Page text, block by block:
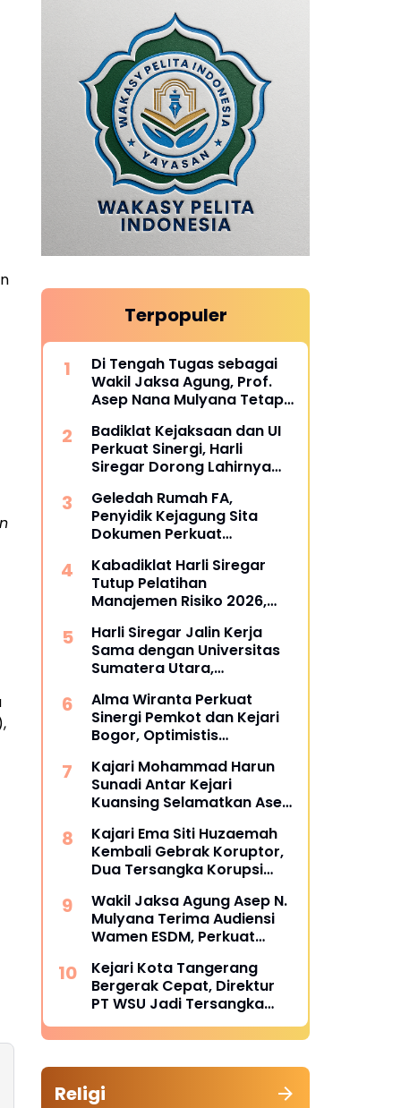
Terpopuler
Di Tengah Tugas sebagai
Wakil Jaksa Agung, Prof.
Asep Nana Mulyana Tetap
Akademik sebagai Penguji
Promosi Doktor Unpad
Badiklat Kejaksaan dan UI
Perkuat Sinergi, Harli
Siregar Dorong Lahirnya
Kejaksaan
Geledah Rumah FA,
Penyidik Kejagung Sita
Dokumen Perkuat
Kabadiklat Harli Siregar
Tutup Pelatihan
Manajemen Risiko 2026,
Agen Perubahan di Seluruh
Satker Kejaksaan
Harli Siregar Jalin Kerja
Sama dengan Universitas
Sumatera Utara,
Universitas Hasanuddin,
Buka Peluang Pegawai
Kejaksaan RI Tempuh
Pendidikan Doktor (S3)
Hukum
Alma Wiranta Perkuat
Sinergi Pemkot dan Kejari
Bogor, Optimistis
Perdata Tanpa Rugikan
Daerah
Kajari Mohammad Harun
Sunadi Antar Kejari
Kuansing Selamatkan Aset
Rp74,97 Miliar
Kajari Ema Siti Huzaemah
Kembali Gebrak Koruptor,
Dua Tersangka Korupsi
Langsung Dijebloskan ke
Penjara
Wakil Jaksa Agung Asep N.
Mulyana Terima Audiensi
Wamen ESDM, Perkuat
Sektor Energi Nasional
Kejari Kota Tangerang
Bergerak Cepat, Direktur
PT WSU Jadi Tersangka
Kasus Dugaan Korupsi
Operasional Boeing 737-
Religi